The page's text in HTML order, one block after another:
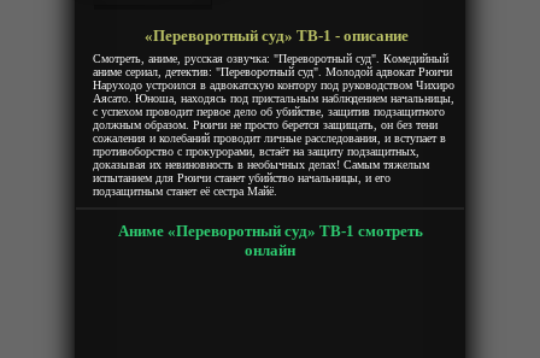
«Переворотный суд» ТВ-1 - описание
Смотреть, аниме, русская озвучка: "Переворотный суд". Комедийный
аниме сериал, детектив: "Переворотный суд". Молодой адвокат Рюичи
Наруходо устроился в адвокатскую контору под руководством Чихиро
Аясато. Юноша, находясь под пристальным наблюдением начальницы,
с успехом проводит первое дело об убийстве, защитив подзащитного
должным образом. Рюичи не просто берется защищать, он без тени
сожаления и колебаний проводит личные расследования, и вступает в
противоборство с прокурорами, встаёт на защиту подзащитных,
доказывая их невиновность в необычных делах! Самым тяжелым
испытанием для Рюичи станет убийство начальницы, и его
подзащитным станет её сестра Майё.
Аниме «Переворотный суд» ТВ-1 смотреть
онлайн